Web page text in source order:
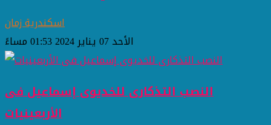
اسكندرية زمان
الأحد 07 يناير 2024 01:53 مساءً
النصب التذكارى للخديوى إسماعيل فى
الأربعينيات